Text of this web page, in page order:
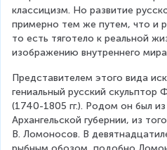
классицизм. Но развитие
примерно тем же путем, что и
то есть тяготело к реальной
изображению внутреннего мира
Представителем этого вида
гениальный русский
(1740-1805 гг.). Родом он был
Архангельской губернии, из
В. Ломоносов. В